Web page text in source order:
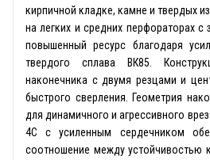
кирпичной кладке, камне и твердых
на легких и средних перфораторах
повышенный ресурс благодаря
твердого сплава ВК85.
наконечника с двумя резцами и
быстрого сверления. Геометрия
для динамичного и агрессивного
4С с усиленным сердечником
соотношение между устойчивостью